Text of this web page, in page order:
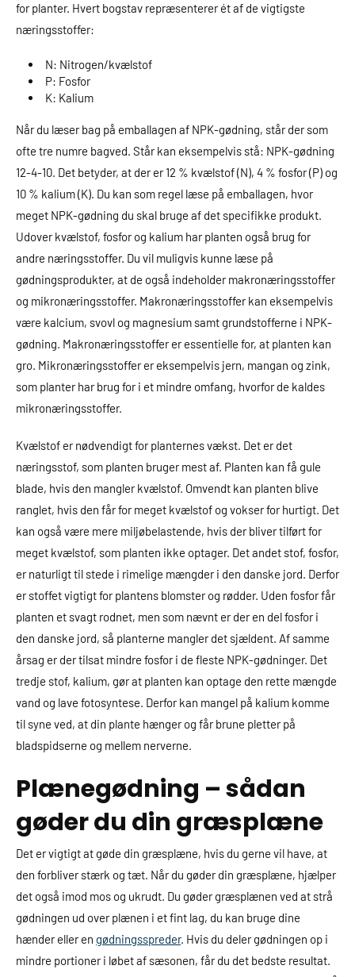
for planter. Hvert bogstav repræsenterer ét af de vigtigste
næringsstoffer:
N: Nitrogen/kvælstof
P: Fosfor
K: Kalium
Når du læser bag på emballagen af NPK-gødning, står der som
ofte tre numre bagved. Står kan eksempelvis stå: NPK-gødning
12-4-10. Det betyder, at der er 12 % kvælstof (N), 4 % fosfor (P) og
10 % kalium (K). Du kan som regel læse på emballagen, hvor
meget NPK-gødning du skal bruge af det specifikke produkt.
Udover kvælstof, fosfor og kalium har planten også brug for
andre næringsstoffer. Du vil muligvis kunne læse på
gødningsprodukter, at de også indeholder makronæringsstoffer
og mikronæringsstoffer. Makronæringsstoffer kan eksempelvis
være kalcium, svovl og magnesium samt grundstofferne i NPK-
gødning. Makronæringsstoffer er essentielle for, at planten kan
gro. Mikronæringsstoffer er eksempelvis jern, mangan og zink,
som planter har brug for i et mindre omfang, hvorfor de kaldes
mikronæringsstoffer.
Kvælstof er nødvendigt for planternes vækst. Det er det
næringsstof, som planten bruger mest af. Planten kan få gule
blade, hvis den mangler kvælstof. Omvendt kan planten blive
ranglet, hvis den får for meget kvælstof og vokser for hurtigt. Det
kan også være mere miljøbelastende, hvis der bliver tilført for
meget kvælstof, som planten ikke optager. Det andet stof, fosfor,
er naturligt til stede i rimelige mængder i den danske jord. Derfor
er stoffet vigtigt for plantens blomster og rødder. Uden fosfor får
planten et svagt rodnet, men som nævnt er der en del fosfor i
den danske jord, så planterne mangler det sjældent. Af samme
årsag er der tilsat mindre fosfor i de fleste NPK-gødninger. Det
tredje stof, kalium, gør at planten kan optage den rette mængde
vand og lave fotosyntese. Derfor kan mangel på kalium komme
til syne ved, at din plante hænger og får brune pletter på
bladspidserne og mellem nerverne.
Plænegødning – sådan
gøder du din græsplæne
Det er vigtigt at gøde din græsplæne, hvis du gerne vil have, at
den forbliver stærk og tæt. Når du gøder din græsplæne, hjælper
det også imod mos og ukrudt. Du gøder græsplænen ved at strå
gødningen ud over plænen i et fint lag, du kan bruge dine
hænder eller en gødningsspreder. Hvis du deler gødningen op i
mindre portioner i løbet af sæsonen, får du det bedste resultat.